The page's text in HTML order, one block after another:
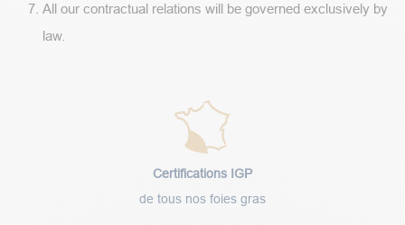
All our contractual relations will be governed exclusively by
law.
Certifications IGP
de tous nos foies gras